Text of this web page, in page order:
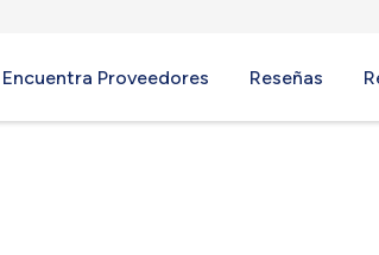
Encuentra Proveedores Reseñas